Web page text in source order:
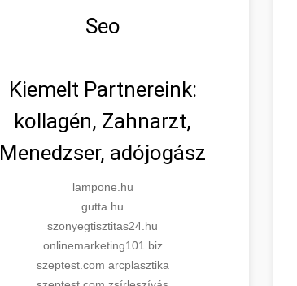
Seo
Kiemelt Partnereink:
kollagén, Zahnarzt,
Menedzser, adójogász
lampone.hu
gutta.hu
szonyegtisztitas24.hu
onlinemarketing101.biz
szeptest.com arcplasztika